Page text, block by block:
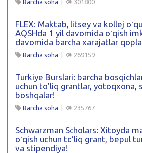
Barcha soha | 301800
FLEX: Maktab, litsey va kollej
AQSHda 1 yil davomida oʻqish
davomida barcha xarajatlar
Barcha soha | 269159
Turkiye Burslari: barcha
uchun to’liq grantlar, yotoqxona,
boshqalar!
Barcha soha | 235767
Schwarzman Scholars: Xitoyda
oʻqish uchun toʻliq grant, bepul
va stipendiya!